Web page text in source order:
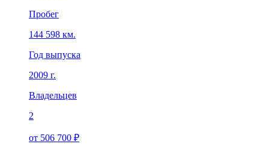
Пробег
144 598 км.
Год выпуска
2009 г.
Владельцев
2
от 506 700 ₽